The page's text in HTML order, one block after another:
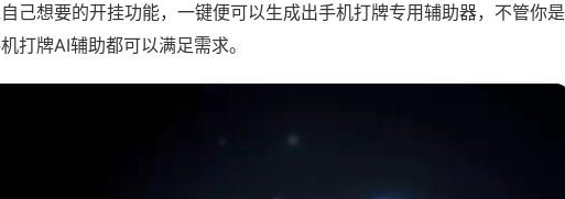
己想要的开挂功能，一键便可以生成出手机打牌专用辅助器，不管你是
打牌AI辅助都可以满足需求。